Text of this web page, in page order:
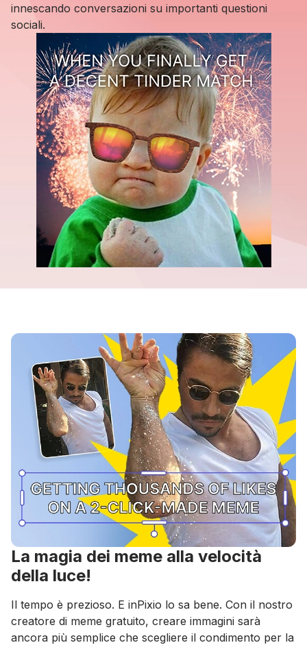
innescando conversazioni su importanti questioni
sociali.
La magia dei meme alla velocità
della luce!
Il tempo è prezioso. E inPixio lo sa bene. Con il nostro
creatore di meme gratuito, creare immagini sarà
ancora più semplice che scegliere il condimento per la